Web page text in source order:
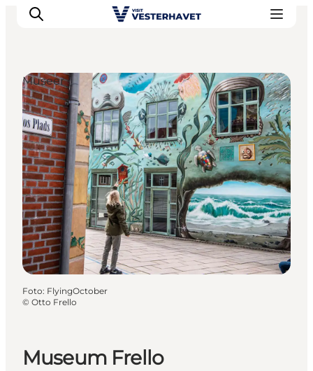
Det sker
Oplevelser
Vores Byer
Mad & Overnatning
Køb billet
Planlæg din ferie
Museum Frello
Museer
Foto: FlyingOctober
© Otto Frello